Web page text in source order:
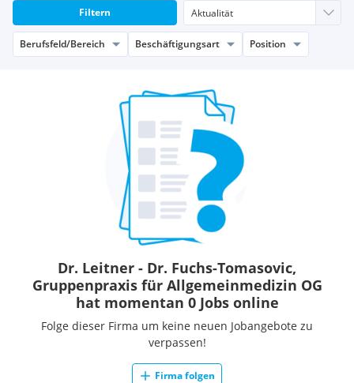
Filtern
Berufsfeld/Bereich Beschäftigungsart Position
Dr. Leitner - Dr. Fuchs-Tomasovic,
Gruppenpraxis für Allgemeinmedizin OG
hat momentan 0 Jobs online
Folge dieser Firma um keine neuen Jobangebote zu
verpassen!
Firma folgen